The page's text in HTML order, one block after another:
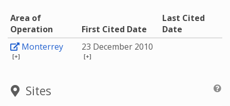
Area of
Operation
First Cited Date
Last Cited
Date
Monterrey
[+]
23 December 2010
[+]
Sites